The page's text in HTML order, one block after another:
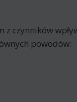
czynników
powodów: